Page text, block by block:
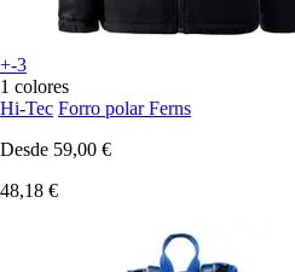
+-3
1 colores
Hi-Tec Forro polar Ferns
Desde 59,00 €
48,18 €